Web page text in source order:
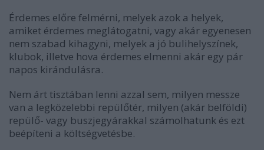
Érdemes előre felmérni, melyek azok a helyek,
amiket érdemes meglátogatni, vagy akár egyenesen
nem szabad kihagyni, melyek a jó bulihelyszínek,
klubok, illetve hova érdemes elmenni akár egy pár
napos kirándulásra.
Nem árt tisztában lenni azzal sem, milyen messze
van a legközelebbi repülőtér, milyen (akár belföldi)
repülő- vagy buszjegyárakkal számolhatunk és ezt
beépíteni a költségvetésbe.